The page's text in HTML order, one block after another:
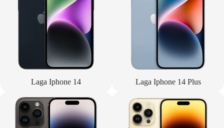
Laga Iphone 14 Laga Iphone 14 Plus